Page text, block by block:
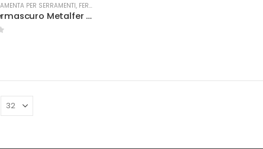
PER SERRAMENTI, FERMAPORTE-PARACOLPI
Vite x fermascuro Metalfer mod. Zeus 260 Ruferm59